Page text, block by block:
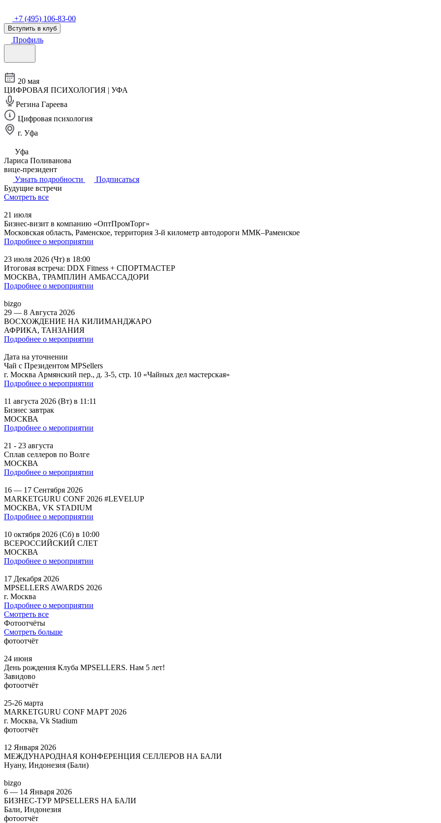
+7 (495) 106-83-00
Вступить в клуб
Профиль
20 мая
ЦИФРОВАЯ ПСИХОЛОГИЯ | УФА
Регина Гареева
Цифровая психология
г. Уфа
Уфа
Лариса Поливанова
вице-президент
Узнать подробности
Подписаться
Будущие встречи
Смотреть все
21 июля
Бизнес-визит в компанию «ОптПромТорг»
Московская область, Раменское, территория 3-й километр автодороги ММК–Раменское
Подробнее о мероприятии
23 июля 2026 (Чт) в 18:00
Итоговая встреча: DDX Fitness + СПОРТМАСТЕР
МОСКВА, ТРАМПЛИН АМБАССАДОРИ
Подробнее о мероприятии
bizgo
29 — 8 Августа 2026
ВОСХОЖДЕНИЕ НА КИЛИМАНДЖАРО
АФРИКА, ТАНЗАНИЯ
Подробнее о мероприятии
Дата на уточнении
Чай с Президентом MPSellers
г. Москва Армянский пер., д. 3-5, стр. 10 «Чайных дел мастерская»
Подробнее о мероприятии
11 августа 2026 (Вт) в 11:11
Бизнес завтрак
МОСКВА
Подробнее о мероприятии
21 - 23 августа
Сплав селлеров по Волге
МОСКВА
Подробнее о мероприятии
16 — 17 Сентября 2026
MARKETGURU CONF 2026 #LEVELUP
МОСКВА, VK STADIUM
Подробнее о мероприятии
10 октября 2026 (Сб) в 10:00
ВСЕРОССИЙСКИЙ СЛЕТ
МОСКВА
Подробнее о мероприятии
17 Декабря 2026
MPSELLERS AWARDS 2026
г. Москва
Подробнее о мероприятии
Смотреть все
Фотоотчёты
Смотреть больше
фотоотчёт
24 июня
День рождения Клуба MPSELLERS. Нам 5 лет!
Завидово
фотоотчёт
25-26 марта
MARKETGURU CONF МАРТ 2026
г. Москва, Vk Stadium
фотоотчёт
12 Января 2026
МЕЖДУНАРОДНАЯ КОНФЕРЕНЦИЯ СЕЛЛЕРОВ НА БАЛИ
Нуану, Индонезия (Бали)
bizgo
6 — 14 Января 2026
БИЗНЕС-ТУР MPSELLERS НА БАЛИ
Бали, Индонезия
фотоотчёт